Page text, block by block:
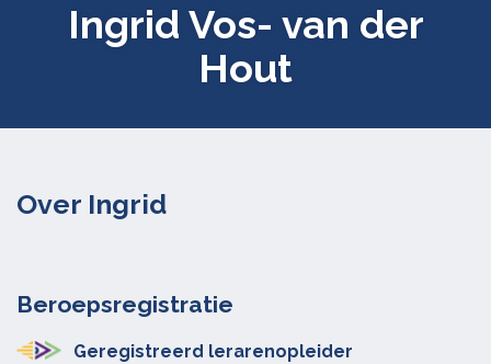
Ingrid Vos- van der
Hout
Over Ingrid
Beroepsregistratie
Geregistreerd lerarenopleider